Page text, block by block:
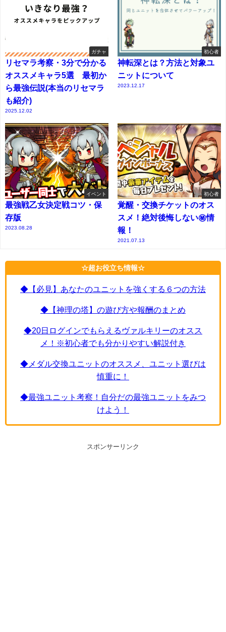
ガチャ
リセマラ考察・3分で分かる
オススメキャラ5選 最初か
ら最強伝説(本当のリセマラ
も紹介)
2025.12.02
初心者
神転深とは？方法と対象ユ
ニットについて
2023.12.17
イベント
最強戦乙女決定戦コツ・保
存版
2023.08.28
初心者
覚醒・交換チケットのオス
スメ！絶対後悔しない㊙情
報！
2021.07.13
☆超お役立ち情報☆
◆【必見】あなたのユニットを強くする６つの方法
◆【神理の塔】の遊び方や報酬のまとめ
◆20日ログインでもらえるヴァルキリーのオスス
メ！※初心者でも分かりやすい解説付き
◆メダル交換ユニットのオススメ、ユニット選びは
慎重に！
◆最強ユニット考察！自分だの最強ユニットをみつ
けよう！
スポンサーリンク